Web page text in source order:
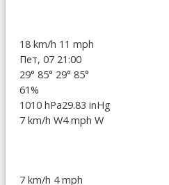
18 km/h 11 mph
Пет, 07 21:00
29° 85° 29° 85°
61%
1010 hPa29.83 inHg
7 km/h W4 mph W
7 km/h 4 mph